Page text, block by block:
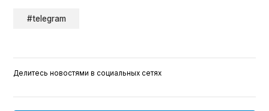
#telegram
Делитесь новостями в социальных сетях